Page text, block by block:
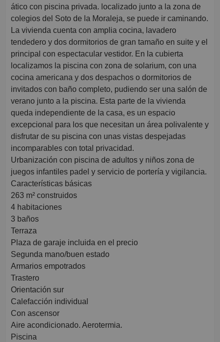
ático con piscina privada. localizado junto a la zona de
colegios del Soto de la Moraleja, se puede ir caminando.
La vivienda cuenta con amplia cocina, lavadero
tendedero y dos dormitorios de gran tamaño en suite y el
principal con espectacular vestidor. En la cubierta
localizamos la piscina con zona de solarium, con una
cocina americana y dos despachos o dormitorios de
invitados con baño completo, pudiendo ser una salón de
verano junto a la piscina. Esta parte de la vivienda
queda independiente de la casa, es un espacio
excepcional para los que necesitan un área polivalente y
disfrutar de su piscina con unas vistas despejadas
incomparables con total privacidad.
Urbanización con piscina de adultos y niños zona de
juegos infantiles padel y servicio de portería y vigilancia.
Características básicas
263 m² construidos
4 habitaciones
3 baños
Terraza
Plaza de garaje incluida en el precio
Segunda mano/buen estado
Armarios empotrados
Trastero
Orientación sur
Calefacción individual
Con ascensor
Aire acondicionado. Aerotermia.
Piscina